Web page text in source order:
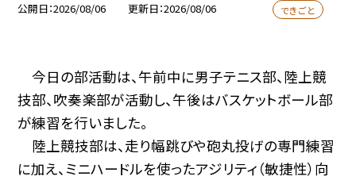
公開日 2026/08/06 更新日 2026/08/06 できごと
今日の部活動は、午前中に男子テニス部、陸上競
技部、吹奏楽部が活動し、午後はバスケットボール部
が練習を行いました。
陸上競技部は、走り幅跳びや砲丸投げの専門練習
に加え、ミニハードルを使ったアジリティ（敏捷性）向